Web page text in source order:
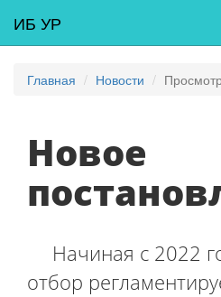
ИБ УР
Главная Новости
Новое
Начиная с 2022
отбор